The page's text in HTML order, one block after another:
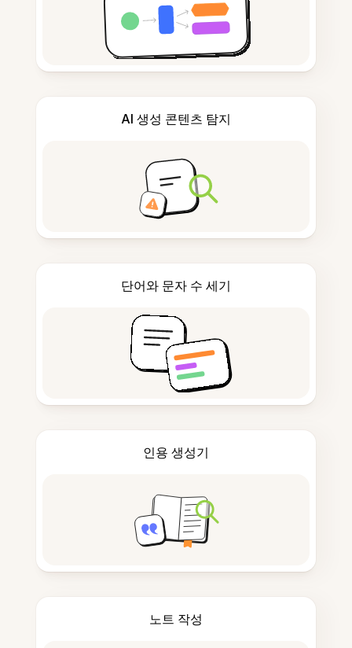
AI 생성 콘텐츠 탐지
단어와 문자 수 세기
인용 생성기
노트 작성